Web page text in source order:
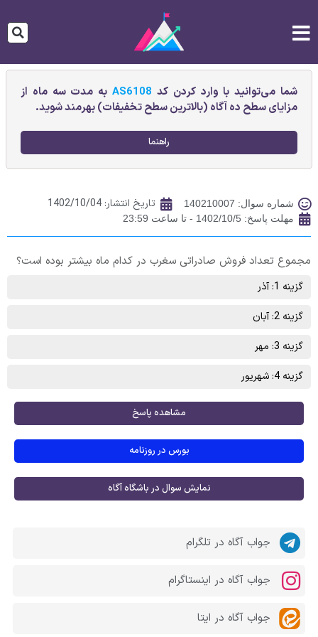
شما می‌توانید با وارد کردن کد AS6108به مدت سه ماه از
مزایای سطح ده آگاه (بالاترین سطح تخفیفات) بهرمند شوید.
راهنما
شماره سوال: 140210007 تاریخ انتشار: 1402/10/04
مهلت پاسخ: 1402/10/5 - تا ساعت 23:59
مجموع تعداد فروش صادراتی سغرب در کدام ماه بیشتر بوده است؟
گزینه 1: آذر
گزینه 2: آبان
گزینه 3: مهر
گزینه 4: شهریور
مشاهده پاسخ
بورس در روزنامه
نمایش سوال در باشگاه آگاه
جواب آگاه در تلگرام
جواب آگاه در اینستاگرام
جواب آگاه در ایتا